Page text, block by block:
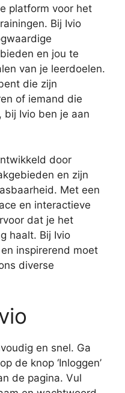
platform voor het
Bij Ivio
en jou te
van je leerdoelen.
die zijn
of iemand die
bij Ivio ben je aan
door
en zijn
Met een
en interactieve
dat je het
haalt. Bij Ivio
inspirerend moet
diverse
en snel. Ga
de knop ‘Inloggen’
de pagina. Vul